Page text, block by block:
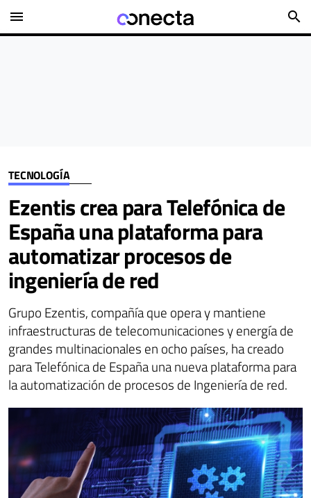
menu search
TECNOLOGÍA
Ezentis crea para Telefónica de
España una plataforma para
automatizar procesos de
ingeniería de red
Grupo Ezentis, compañía que opera y mantiene
infraestructuras de telecomunicaciones y energía de
grandes multinacionales en ocho países, ha creado
para Telefónica de España una nueva plataforma para
la automatización de procesos de Ingeniería de red.